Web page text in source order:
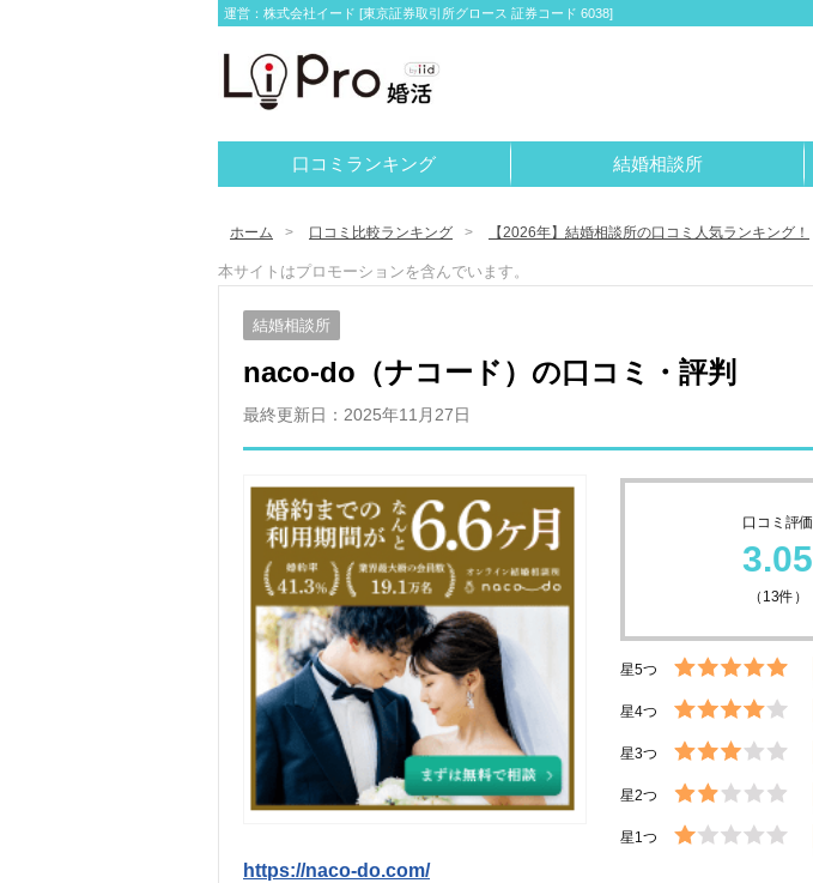
運営：株式会社イード [東京証券取引所グロース 証券コード 6038]
口コミランキング 結婚相談所
ホーム 口コミ比較ランキング 【2026年】結婚相談所の口コミ人気ランキング！
本サイトはプロモーションを含んでいます。
結婚相談所
naco-do（ナコード）の口コミ・評判
最終更新日： 2025年11月27日
https://naco-do.com/
口コミ評価
3.05
（ 13件）
星5つ
星4つ
星3つ
星2つ
星1つ